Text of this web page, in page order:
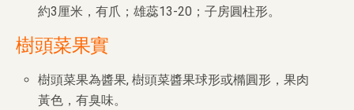
約3厘米，有爪；雄蕊13-20；子房圓柱形。
樹頭菜果實
樹頭菜果為醬果, 樹頭菜醬果球形或橢圓形，果肉
黃色，有臭味。